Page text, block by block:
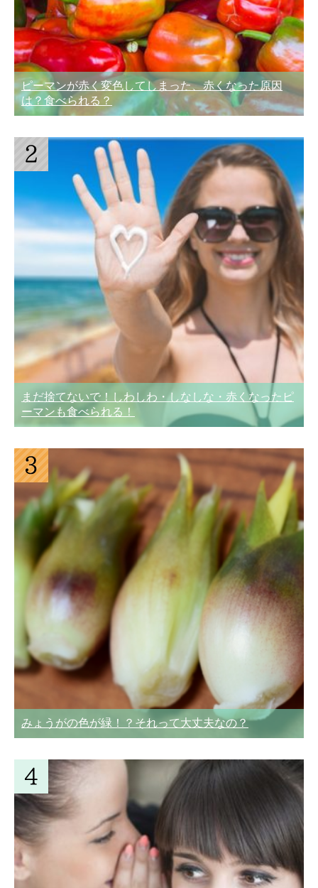
ピーマンが赤く変色してしまった、赤くなった原因
は？食べられる？
まだ捨てないで！しわしわ・しなしな・赤くなったピ
ーマンも食べられる！
みょうがの色が緑！？それって大丈夫なの？